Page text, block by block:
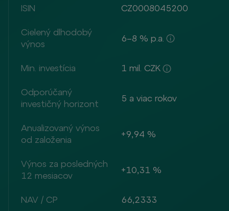
ISIN CZ0008045200
Cielený dlhodobý
výnos
6–8 % p.a.
Min. investícia 1 mil. CZK
Odporúčaný
investičný horizont
5 a viac rokov
Anualizovaný výnos
od založenia
+9,94 %
Výnos za posledných
12 mesiacov
+10,31 %
NAV / CP 66,2333